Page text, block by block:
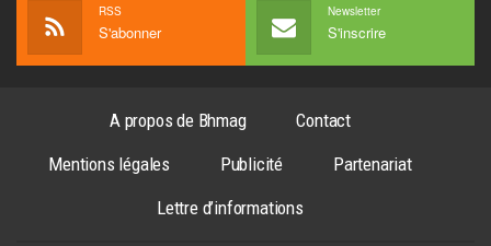
RSS
S'abonner
Newsletter
S'inscrire
A propos de Bhmag
Contact
Mentions légales
Publicité
Partenariat
Lettre d’informations